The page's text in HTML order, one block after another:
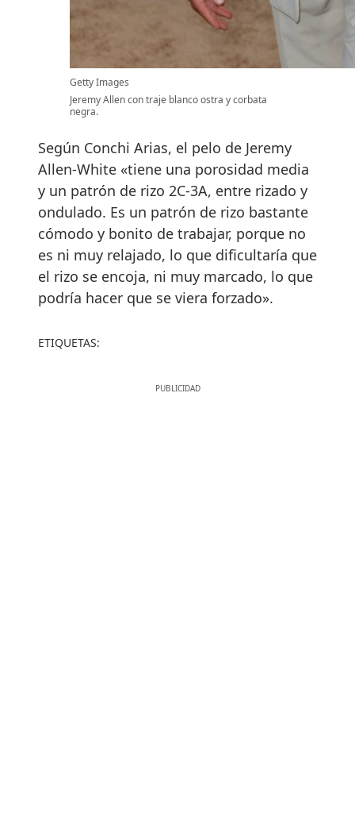
Getty Images
Jeremy Allen con traje blanco ostra y corbata
negra.
Según Conchi Arias, el pelo de Jeremy
Allen-White «tiene una porosidad media
y un patrón de rizo 2C-3A, entre rizado y
ondulado. Es un patrón de rizo bastante
cómodo y bonito de trabajar, porque no
es ni muy relajado, lo que dificultaría que
el rizo se encoja, ni muy marcado, lo que
podría hacer que se viera forzado».
ETIQUETAS: